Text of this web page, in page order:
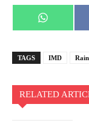
Share
on
WhatsApp
TAGS IMD
RELATED